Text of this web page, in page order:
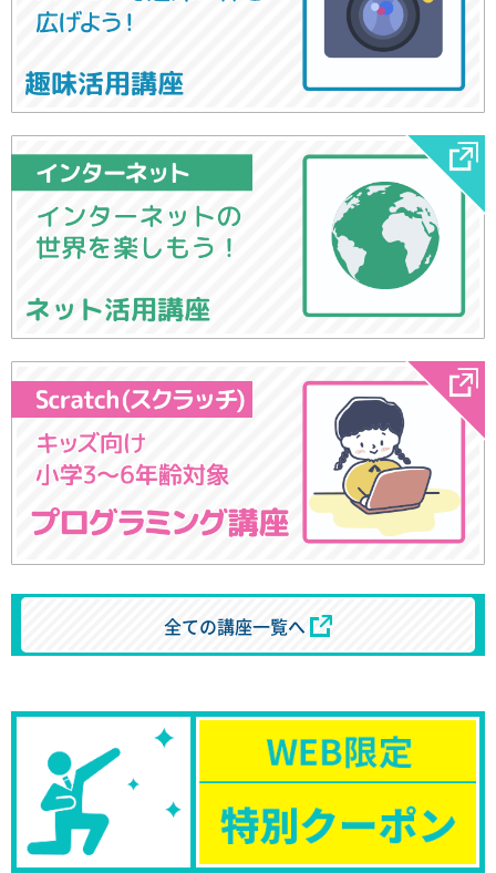
趣味活用講座
ネット活用講座
全ての講座一覧へ